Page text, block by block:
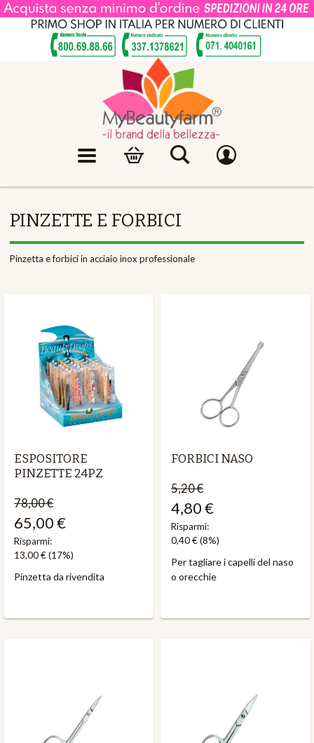
PINZETTE E FORBICI
Pinzetta e forbici in acciaio inox professionale
ESPOSITORE
PINZETTE 24PZ
78,00 €
65,00 €
Risparmi:
13,00 €(17%)
Pinzetta da rivendita
FORBICI NASO
5,20 €
4,80 €
Risparmi:
0,40 €(8%)
Per tagliare i capelli del naso
o orecchie